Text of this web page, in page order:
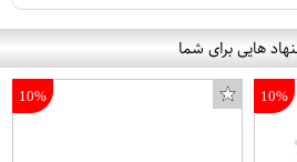
هایی برای شما
10%
10%